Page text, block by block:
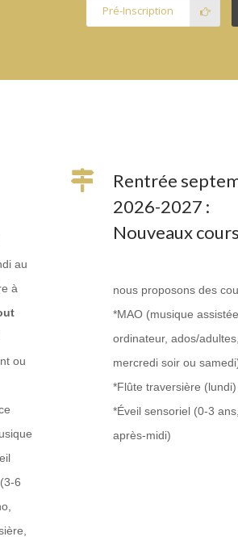
Pré-Inscription
au
à
ou
6
Rentrée
2026-2027 :
Nouveaux
nous proposons des
*MAO (musique
ordinateur, ados/adultes,
mercredi soir ou
*Flûte traversière (lundi)
*Éveil sensoriel (0-3
après-midi)